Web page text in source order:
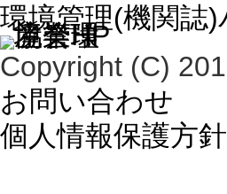
環境管理(機関
Copyright (C)
お問い合わせ
個人情報保護方針